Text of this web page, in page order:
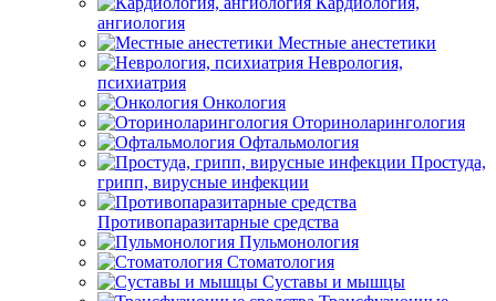
ангиология
Местные анестетики
Неврология,
психиатрия
Онкология
Оториноларингология
Офтальмология
Простуда,
грипп, вирусные инфекции
Противопаразитарные средства
Пульмонология
Стоматология
Суставы и мышцы